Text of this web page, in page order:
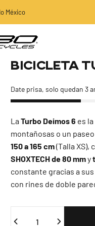
México
Bicicleta
Date prisa, solo quedan 3
LaTurbo Deimos 6 es
montañosas o un
150 a 165 cm(Talla
SHOXTECH de 80 mmy
constante gracias a
con rines de doble